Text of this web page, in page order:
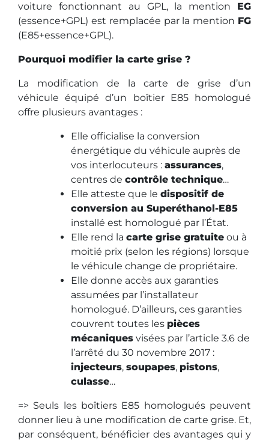
voiture fonctionnant au GPL, la mention EG
(essence+GPL) est remplacée par la mention FG
(E85+essence+GPL).
Pourquoi modifier la carte grise ?
La modification de la carte de grise d’un
véhicule équipé d’un boîtier E85 homologué
offre plusieurs avantages :
Elle officialise la conversion
énergétique du véhicule auprès de
vos interlocuteurs : assurances,
centres de contrôle technique…
Elle atteste que le dispositif de
conversion au Superéthanol-E85
installé est homologué par l’État.
Elle rend la carte grise gratuite ou à
moitié prix (selon les régions) lorsque
le véhicule change de propriétaire.
Elle donne accès aux garanties
assumées par l’installateur
homologué. D’ailleurs, ces garanties
couvrent toutes les pièces
mécaniques visées par l’article 3.6 de
l’arrêté du 30 novembre 2017 :
injecteurs, soupapes, pistons,
culasse…
=> Seuls les boîtiers E85 homologués peuvent
donner lieu à une modification de carte grise. Et,
par conséquent, bénéficier des avantages qui y